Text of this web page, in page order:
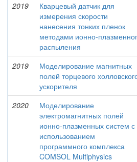
2019
Кварцевый датчик для
измерения скорости
нанесения тонких пленок
методами ионно-
распыления
2019
Моделирование магнитных
полей торцевого
ускорителя
2020
Моделирование
электромагнитных полей
ионно-плазменных систем с
использованием
программного комплекса
COMSOL Multiphysics